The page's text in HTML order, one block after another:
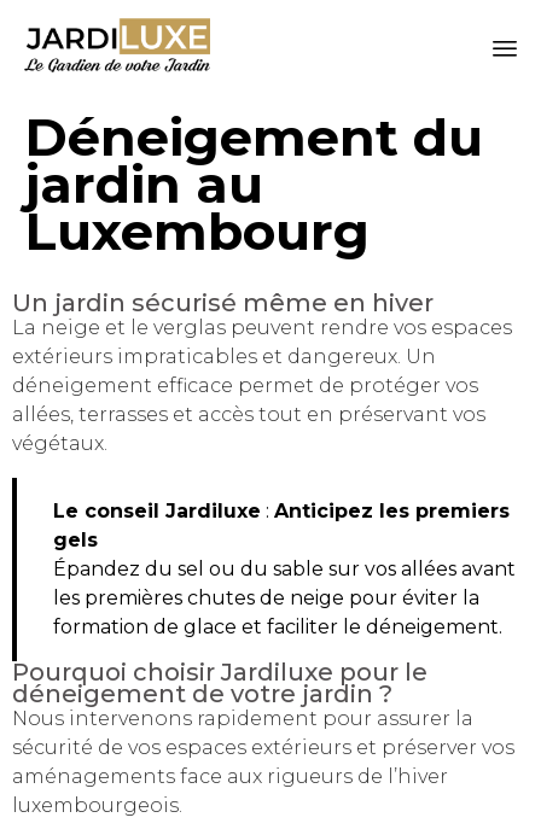
Déneigement du
jardin au
Luxembourg
Un jardin sécurisé même en hiver
La neige et le verglas peuvent rendre vos espaces
extérieurs impraticables et dangereux. Un
déneigement efficace permet de protéger vos
allées, terrasses et accès tout en préservant vos
végétaux.
Le conseil Jardiluxe : Anticipez les premiers
gels
Épandez du sel ou du sable sur vos allées avant
les premières chutes de neige pour éviter la
formation de glace et faciliter le déneigement.
Pourquoi choisir Jardiluxe pour le
déneigement de votre jardin ?
Nous intervenons rapidement pour assurer la
sécurité de vos espaces extérieurs et préserver vos
aménagements face aux rigueurs de l’hiver
luxembourgeois.